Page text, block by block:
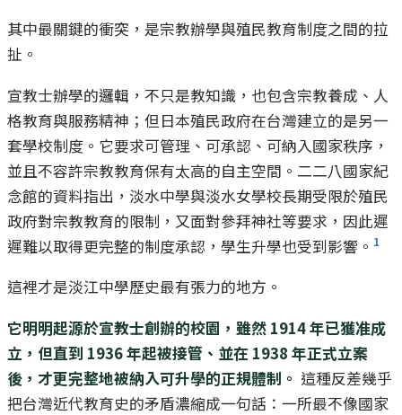
其中最關鍵的衝突，是宗教辦學與殖民教育制度之間的拉
扯。
宣教士辦學的邏輯，不只是教知識，也包含宗教養成、人
格教育與服務精神；但日本殖民政府在台灣建立的是另一
套學校制度。它要求可管理、可承認、可納入國家秩序，
並且不容許宗教教育保有太高的自主空間。二二八國家紀
念館的資料指出，淡水中學與淡水女學校長期受限於殖民
政府對宗教教育的限制，又面對參拜神社等要求，因此遲
遲難以取得更完整的制度承認，學生升學也受到影響。 1
這裡才是淡江中學歷史最有張力的地方。
它明明起源於宣教士創辦的校園，雖然 1914 年已獲准成
立，但直到 1936 年起被接管、並在 1938 年正式立案
後，才更完整地被納入可升學的正規體制。 這種反差幾乎
把台灣近代教育史的矛盾濃縮成一句話：一所最不像國家